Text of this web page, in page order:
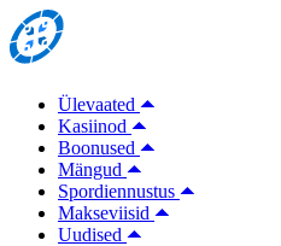
Ülevaated
Kasiinod
Boonused
Mängud
Spordiennustus
Makseviisid
Uudised